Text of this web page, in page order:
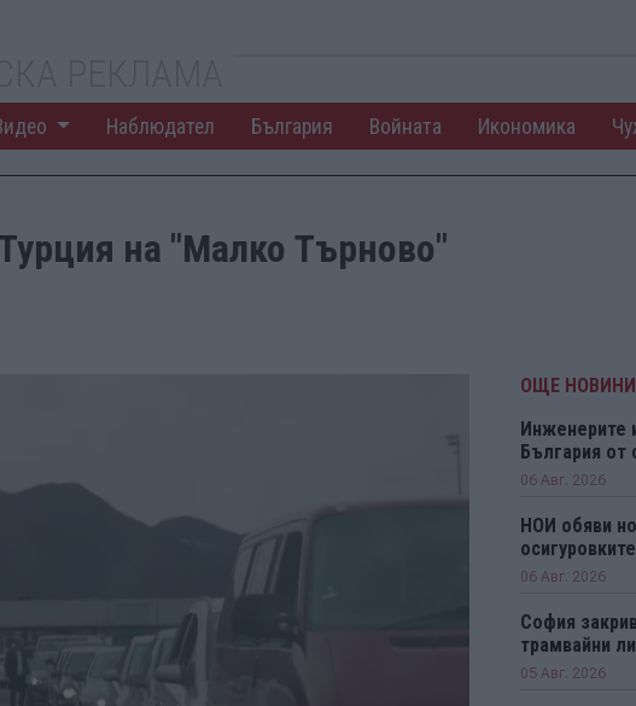
Наблюдател България Войната Икономика
на "Малко Търново"
ОЩЕ
Инженерите
България от
06 Авг. 2026
НОИ обяви
осигуровките
06 Авг. 2026
София
трамвайни
05 Авг. 2026